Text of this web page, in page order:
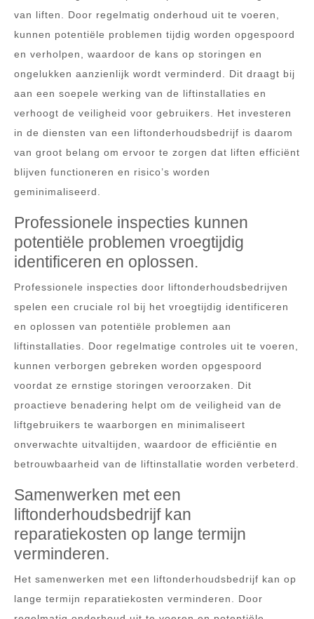
van liften. Door regelmatig onderhoud uit te voeren,
kunnen potentiële problemen tijdig worden opgespoord
en verholpen, waardoor de kans op storingen en
ongelukken aanzienlijk wordt verminderd. Dit draagt bij
aan een soepele werking van de liftinstallaties en
verhoogt de veiligheid voor gebruikers. Het investeren
in de diensten van een liftonderhoudsbedrijf is daarom
van groot belang om ervoor te zorgen dat liften efficiënt
blijven functioneren en risico’s worden
geminimaliseerd.
Professionele inspecties kunnen
potentiële problemen vroegtijdig
identificeren en oplossen.
Professionele inspecties door liftonderhoudsbedrijven
spelen een cruciale rol bij het vroegtijdig identificeren
en oplossen van potentiële problemen aan
liftinstallaties. Door regelmatige controles uit te voeren,
kunnen verborgen gebreken worden opgespoord
voordat ze ernstige storingen veroorzaken. Dit
proactieve benadering helpt om de veiligheid van de
liftgebruikers te waarborgen en minimaliseert
onverwachte uitvaltijden, waardoor de efficiëntie en
betrouwbaarheid van de liftinstallatie worden verbeterd.
Samenwerken met een
liftonderhoudsbedrijf kan
reparatiekosten op lange termijn
verminderen.
Het samenwerken met een liftonderhoudsbedrijf kan op
lange termijn reparatiekosten verminderen. Door